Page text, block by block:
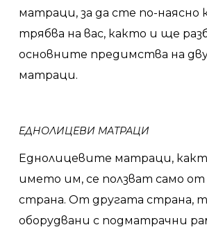
матраци, за да сте по-наясно
трябва на вас, както и ще
основните предимства на
матраци.
ЕДНОЛИЦЕВИ МАТРАЦИ
Еднолицевите матраци,
името им, се ползват само
страна. От другата страна,
оборудвани с подматрачни